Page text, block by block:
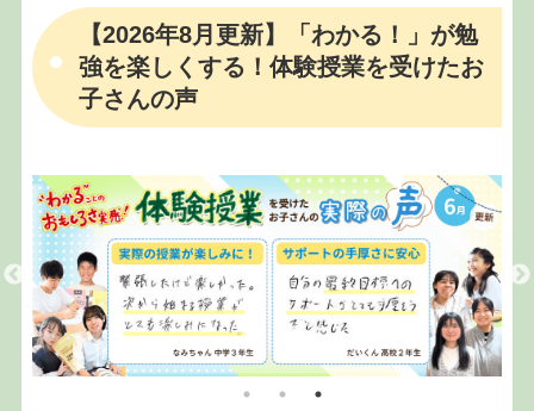
【2026年8月更新】「わかる！」が勉
強を楽しくする！体験授業を受けたお
子さんの声